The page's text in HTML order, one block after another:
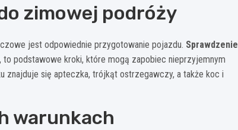
zimowej podróży
jest odpowiednie przygotowanie pojazdu. Sprawdzenie
to podstawowe kroki, które mogą zapobiec nieprzyjemnym
znajduje się apteczka, trójkąt ostrzegawczy, a także koc i
warunkach